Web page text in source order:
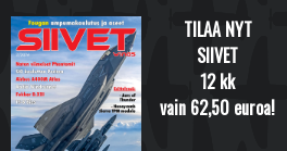
TILAA NYT
SIIVET
12 kk
vain 62,50 euroa!